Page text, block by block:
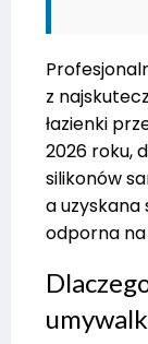
z
łazienki
2026 roku,
silikonów
a uzyskana
odporna